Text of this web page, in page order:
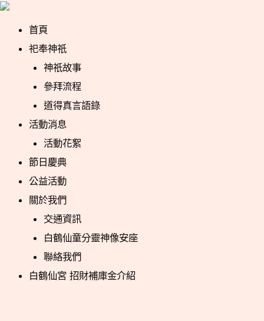
跳
首頁
祀奉神祇
神祇故事
參拜流程
道得真言語錄
活動消息
活動花絮
節日慶典
公益活動
關於我們
交通資訊
白鶴仙童分靈神像安座
聯絡我們
白鶴仙宮 招財補庫金介紹
Post
navigation